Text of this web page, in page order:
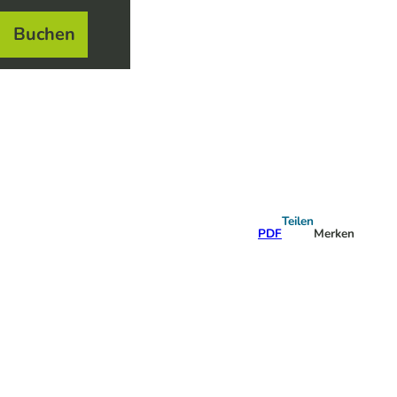
Buchen
PDF
Teilen
Merken